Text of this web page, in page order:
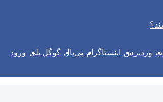
وردپرس اینستاگرام پی‌پال گوگل پلی ورود